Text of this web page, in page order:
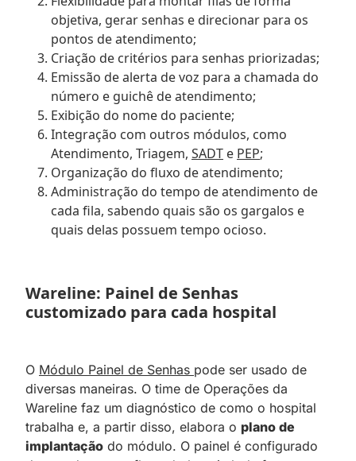
objetiva, gerar senhas e direcionar para os
pontos de atendimento;
Criação de critérios para senhas priorizadas;
Emissão de alerta de voz para a chamada do
número e guichê de atendimento;
Exibição do nome do paciente;
Integração com outros módulos, como
Atendimento, Triagem, SADT e PEP;
Organização do fluxo de atendimento;
Administração do tempo de atendimento de
cada fila, sabendo quais são os gargalos e
quais delas possuem tempo ocioso.
Wareline: Painel de Senhas
customizado para cada hospital
O Módulo Painel de Senhas pode ser usado de
diversas maneiras. O time de Operações da
Wareline faz um diagnóstico de como o hospital
trabalha e, a partir disso, elabora o plano de
implantação do módulo. O painel é configurado